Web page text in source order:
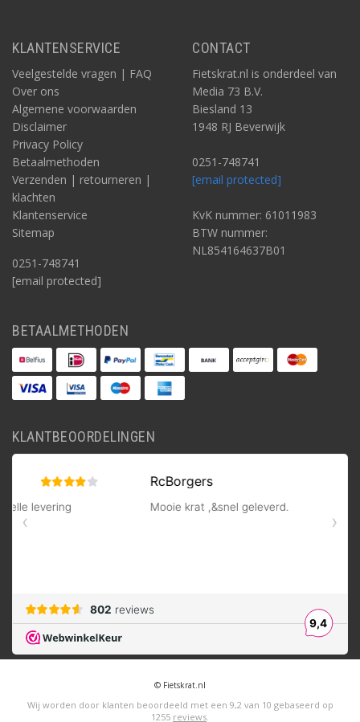
KLANTENSERVICE
Veelgestelde vragen | FAQ
Over ons
Algemene voorwaarden
Disclaimer
Privacy Policy
Betaalmethoden
Verzenden | retourneren |
klachten
Klantenservice
Sitemap
0251-748741
[email protected]
CONTACT
Fietskrat.nl is onderdeel van
Media 73 B.V.
Biesland 13
1948 RJ Beverwijk
0251-748741
[email protected]
KvK nummer: 61011983
BTW nummer:
NL854164637B01
BETAALMETHODEN
KLANTBEOORDELINGEN
© Fietskrat.nl
Wij worden door klanten beoordeeld met een 9,2 van 10 gebaseerd op
1255 reviews.